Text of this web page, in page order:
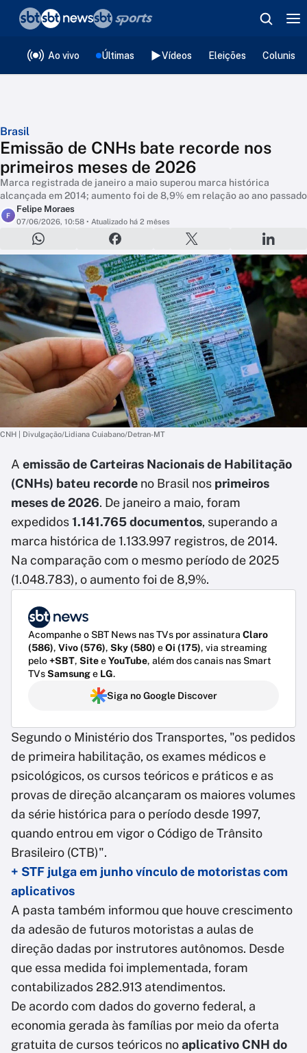
Ao vivo Últimas Vídeos Eleições
Brasil
Emissão de CNHs bate recorde nos
primeiros meses de 2026
Marca registrada de janeiro a maio superou marca histórica
alcançada em 2014; aumento foi de 8,9% em relação ao ano passado
F
Felipe Moraes
07/06/2026, 10:58 • Atualizado há 2 mêses
CNH | Divulgação/Lidiana Cuiabano/Detran-MT
A emissão de Carteiras Nacionais de Habilitação
(CNHs) bateu recorde no Brasil nos primeiros
meses de 2026. De janeiro a maio, foram
expedidos1.141.765 documentos, superando a
marca histórica de 1.133.997 registros, de 2014.
Na comparação com o mesmo período de 2025
(1.048.783), o aumento foi de 8,9%.
Acompanhe o SBT News nas TVs por assinatura Claro
(586), Vivo (576), Sky (580) eOi (175), via streaming
pelo+SBT, SiteeYouTube, além dos canais nas Smart
TVsSamsunge LG.
Siga no Google Discover
Segundo o Ministério dos Transportes, "os pedidos
de primeira habilitação, os exames médicos e
psicológicos, os cursos teóricos e práticos e as
provas de direção alcançaram os maiores volumes
da série histórica para o período desde 1997,
quando entrou em vigor o Código de Trânsito
Brasileiro (CTB)".
+ STF julga em junho vínculo de motoristas com
aplicativos
A pasta também informou que houve crescimento
da adesão de futuros motoristas a aulas de
direção dadas por instrutores autônomos. Desde
que essa medida foi implementada, foram
contabilizados 282.913 atendimentos.
De acordo com dados do governo federal, a
economia gerada às famílias por meio da oferta
gratuita de cursos teóricos noaplicativo CNH do
❮voltar
Editorias